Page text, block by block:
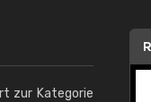
zur Kategorie